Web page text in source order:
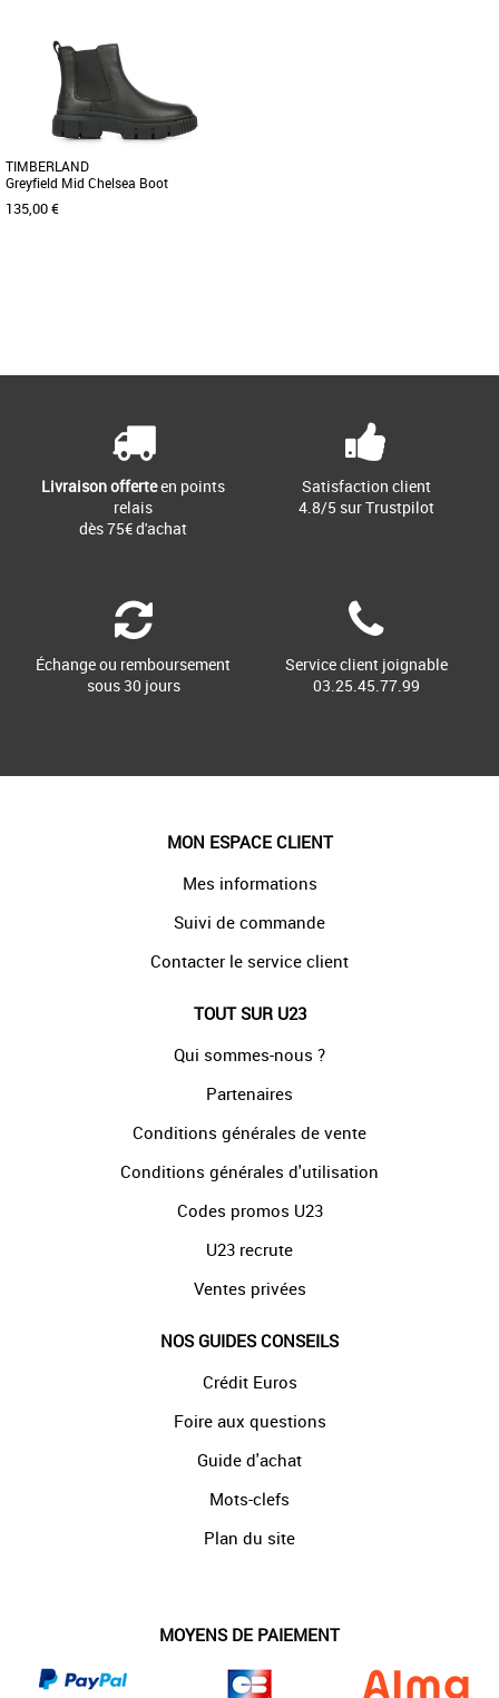
Cambria Valley pour femme est
fabriquée en cuir pleine fleur [...]
TIMBERLAND
Greyfield Mid Chelsea Boot
135,00 €
Livraison offerteen points
relais
dès 75€ d'achat
Satisfaction client
4.8/5 sur Trustpilot
Échange ou remboursement
sous 30 jours
Service client joignable
03.25.45.77.99
MON ESPACE CLIENT
Mes informations
Suivi de commande
Contacter le service client
TOUT SUR U23
Qui sommes-nous ?
Partenaires
Conditions générales de vente
Conditions générales d'utilisation
Codes promos U23
U23 recrute
Ventes privées
NOS GUIDES CONSEILS
Crédit Euros
Foire aux questions
Guide d'achat
Mots-clefs
Plan du site
MOYENS DE PAIEMENT